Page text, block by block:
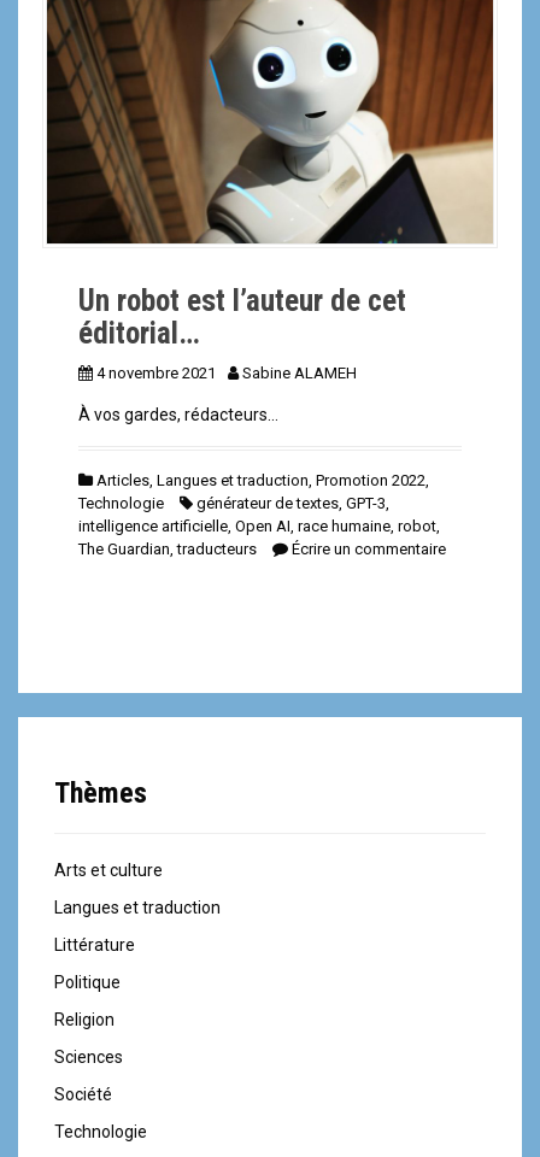
Un robot est l’auteur de cet
éditorial…
4 novembre 2021 Sabine ALAMEH
À vos gardes, rédacteurs…
Articles Langues et traduction Promotion 2022
Technologie
générateur de textes GPT-3
intelligence artificielle Open AI race humaine robot
The Guardian ,traducteurs Écrire un commentaire
Thèmes
Arts et culture
Langues et traduction
Littérature
Politique
Religion
Sciences
Société
Technologie